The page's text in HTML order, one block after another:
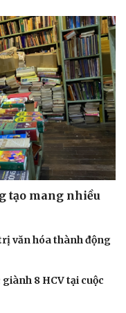
tạo mang nhiều
văn hóa thành động
8 HCV tại cuộc